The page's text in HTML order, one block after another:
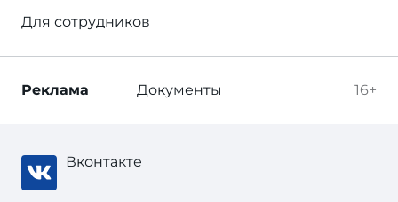
Для сотрудников
16+
Реклама Документы
Вконтакте